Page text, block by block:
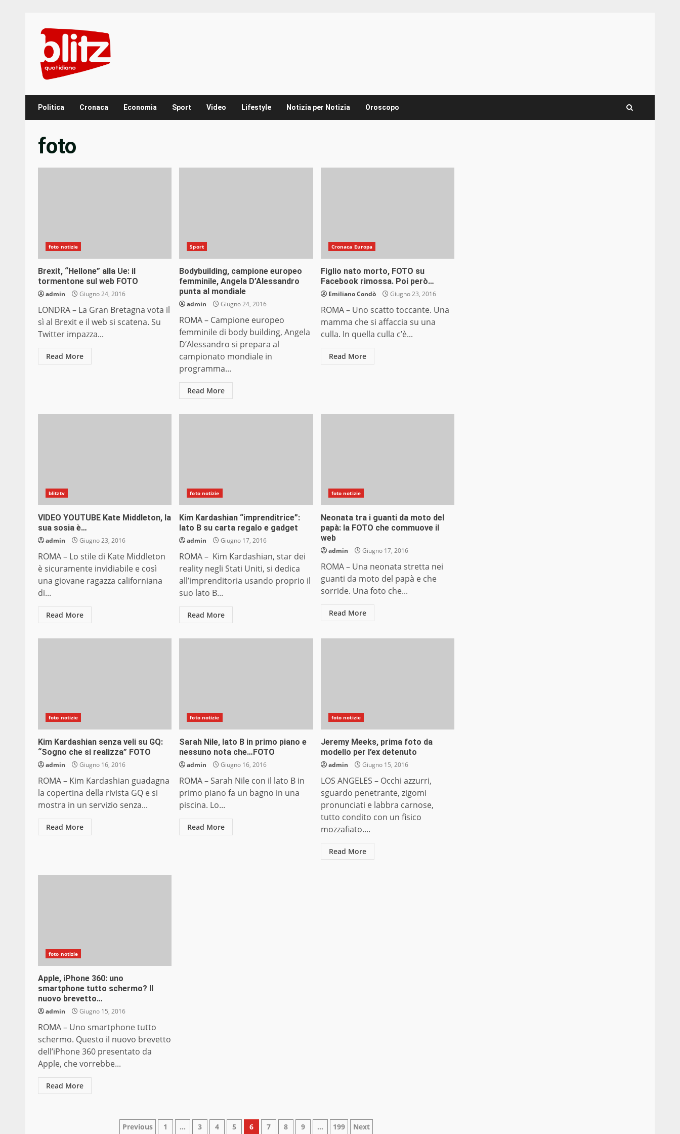
content
Politica Cronaca Economia Sport Video Lifestyle Notizia per Notizia Oroscopo
foto
foto notizie
Brexit, “Hellone” alla Ue: il
tormentone sul web FOTO
admin Giugno 24, 2016
LONDRA – La Gran Bretagna vota il
sì al Brexit e il web si scatena. Su
Twitter impazza...
Read More
Sport
Bodybuilding, campione europeo
femminile, Angela D’Alessandro
punta al mondiale
admin Giugno 24, 2016
ROMA – Campione europeo
femminile di body building, Angela
D’Alessandro si prepara al
campionato mondiale in
programma...
Read More
Cronaca Europa
Figlio nato morto, FOTO su
Facebook rimossa. Poi però…
Emiliano Condò Giugno 23, 2016
ROMA – Uno scatto toccante. Una
mamma che si affaccia su una
culla. In quella culla c’è...
Read More
blitztv
VIDEO YOUTUBE Kate Middleton, la
sua sosia è…
admin Giugno 23, 2016
ROMA – Lo stile di Kate Middleton
è sicuramente invidiabile e così
una giovane ragazza californiana
di...
Read More
foto notizie
Kim Kardashian “imprenditrice”:
lato B su carta regalo e gadget
admin Giugno 17, 2016
ROMA – Kim Kardashian, star dei
reality negli Stati Uniti, si dedica
all’imprenditoria usando proprio il
suo lato B...
Read More
foto notizie
Neonata tra i guanti da moto del
papà: la FOTO che commuove il
web
admin Giugno 17, 2016
ROMA – Una neonata stretta nei
guanti da moto del papà e che
sorride. Una foto che...
Read More
foto notizie
Kim Kardashian senza veli su GQ:
“Sogno che si realizza” FOTO
admin Giugno 16, 2016
ROMA – Kim Kardashian guadagna
la copertina della rivista GQ e si
mostra in un servizio senza...
Read More
foto notizie
Sarah Nile, lato B in primo piano e
nessuno nota che…FOTO
admin Giugno 16, 2016
ROMA – Sarah Nile con il lato B in
primo piano fa un bagno in una
piscina. Lo...
Read More
foto notizie
Jeremy Meeks, prima foto da
modello per l’ex detenuto
admin Giugno 15, 2016
LOS ANGELES – Occhi azzurri,
sguardo penetrante, zigomi
pronunciati e labbra carnose,
tutto condito con un fisico
mozzafiato....
Read More
foto notizie
Apple, iPhone 360: uno
smartphone tutto schermo? Il
nuovo brevetto…
admin Giugno 15, 2016
ROMA – Uno smartphone tutto
schermo. Questo il nuovo brevetto
dell’iPhone 360 presentato da
Apple, che vorrebbe...
Read More
Paginazione
Previous 1 … 3 4 5 6 7 8 9 … 199 Next